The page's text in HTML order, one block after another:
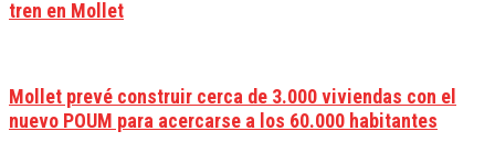
tren en Mollet
Mollet prevé construir cerca de 3.000 viviendas con el
nuevo POUM para acercarse a los 60.000 habitantes